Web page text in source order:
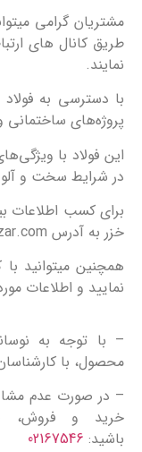
مشتریان گرامی
طریق کانال های
نمایند.
پروژه‌های
این فولاد با
در شرایط سخت و
خزر به آدرس www.fouladkhazar.com مراجعه کنید .
همچنین میتوانید
نمایید و اطلاعات
– با توجه به
محصول، با
– در صورت عدم
خرید و فروش،
باشید: 02167546